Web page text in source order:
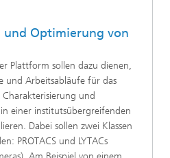
und Optimierung von
Plattform sollen dazu dienen,
und Arbeitsabläufe für das
Charakterisierung und
einer institutsübergreifenden
Dabei sollen zwei Klassen
PROTACS und LYTACs